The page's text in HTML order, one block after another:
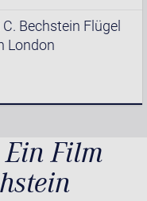
Bechstein Flügel
London
Ein Film